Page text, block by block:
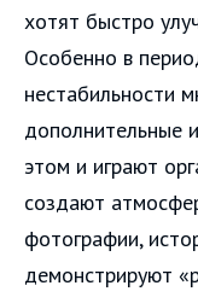
хотят быстро
Особенно в
нестабильности
дополнительные
этом и играют
создают
фотографии,
демонстрируют